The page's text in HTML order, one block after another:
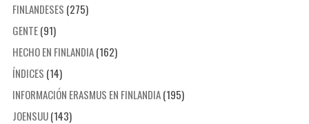
FINLANDESES (275)
GENTE(91)
HECHO EN FINLANDIA(162)
ÍNDICES (14)
INFORMACIÓN ERASMUS EN FINLANDIA(195)
JOENSUU(143)